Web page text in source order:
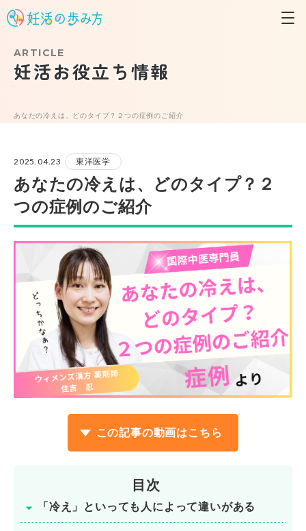
あなたの冷えは、どのタイプ？２つの症例のご紹介
ARTICLE
妊活お役立ち情報
2025.04.23 東洋医学
あなたの冷えは、どのタイプ？２
つの症例のご紹介
この記事の動画はこちら
目次
「冷え」といっても人によって違いがある